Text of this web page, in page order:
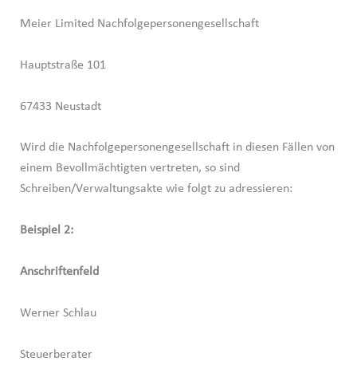
Meier Limited Nachfolgepersonengesellschaft
Hauptstraße 101
67433 Neustadt
Wird die Nachfolgepersonengesellschaft in diesen Fällen von
einem Bevollmächtigten vertreten, so sind
Schreiben/Verwaltungsakte wie folgt zu adressieren:
Beispiel 2:
Anschriftenfeld
Werner Schlau
Steuerberater